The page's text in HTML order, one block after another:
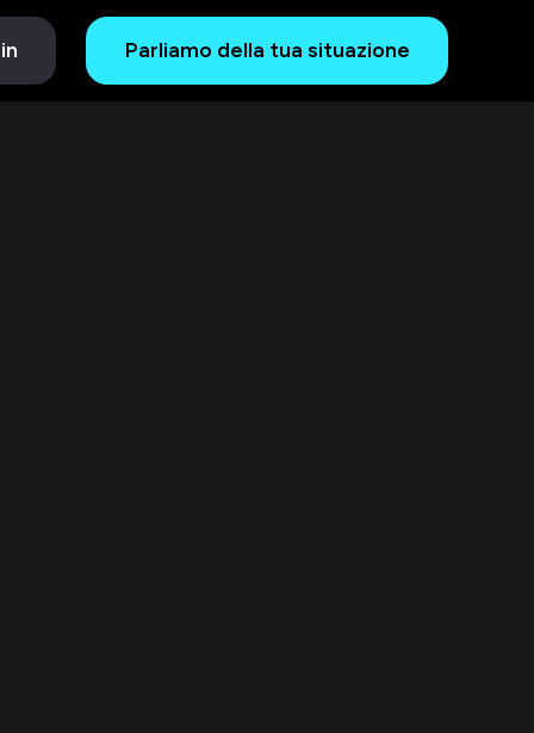
Parliamo della tua situazione